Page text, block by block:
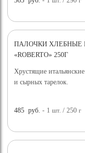
ПАЛОЧКИ ХЛЕБНЫЕ
«ROBERTO» 250Г
Хрустящие
и сырных тарелок.
485 руб. - 1шт. / 250г